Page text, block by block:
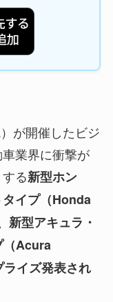
）が開催したビジ
業界に衝撃が
る新型ホン
イプ（Honda
型アキュラ・
（Acura
イズ発表され